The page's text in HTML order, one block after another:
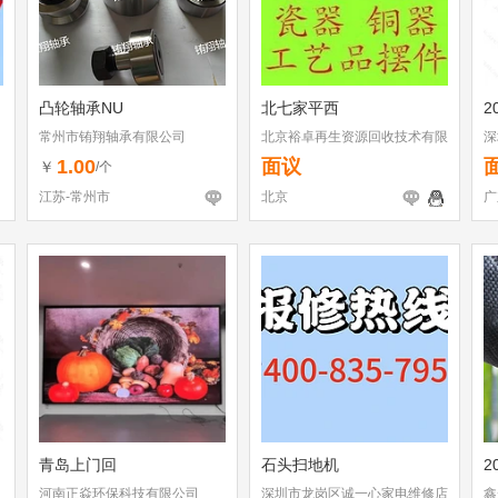
凸轮轴承NU
常州市铕翔轴承有限公司
￥ 1.00/个
江苏-常州市
北七家平西
北京裕卓再生资源回收技术有限
公司
面议
北京
青岛上门回
河南正焱环保科技有限公司
石头扫地机
深圳市龙岗区诚一心家电维修店